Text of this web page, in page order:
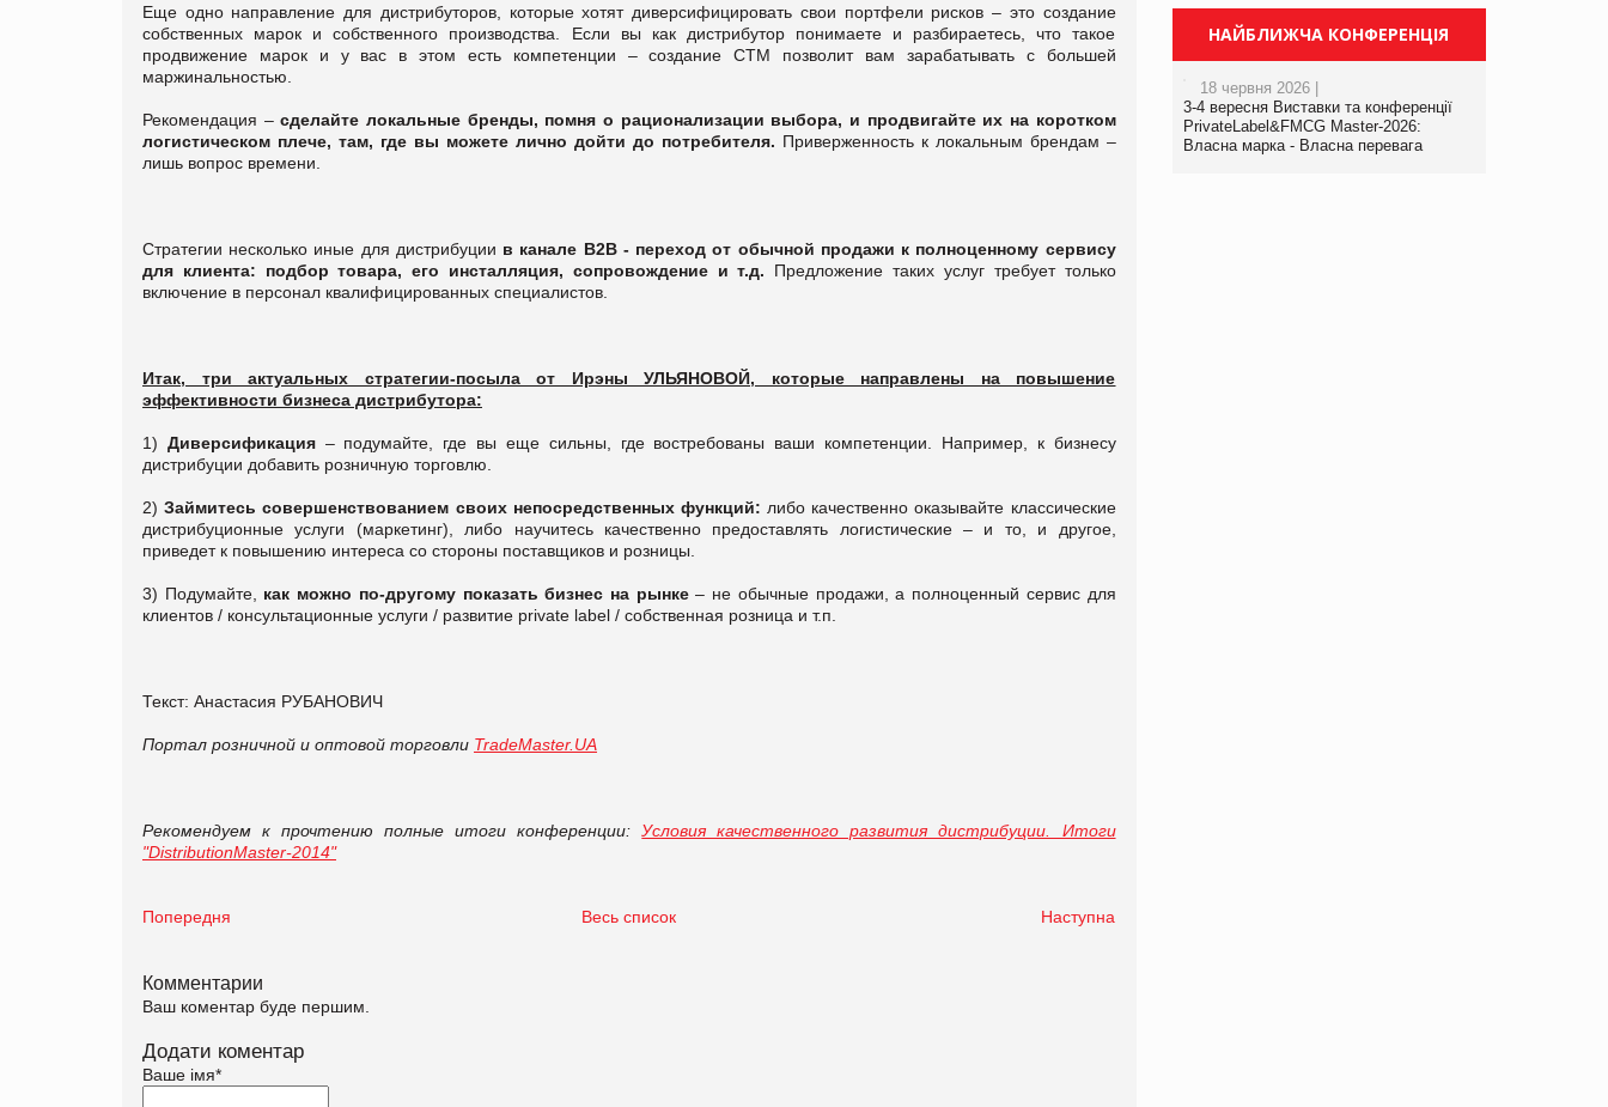
Еще одно направление для дистрибуторов, которые хотят диверсифицировать свои портфели рисков – это создание
собственных марок и собственного производства. Если вы как дистрибутор понимаете и разбираетесь, что такое
продвижение марок и у вас в этом есть компетенции – создание СТМ позволит вам зарабатывать с большей
маржинальностью.
Рекомендация –сделайте локальные бренды, помня о рационализации выбора, и продвигайте их на коротком
логистическом плече, там, где вы можете лично дойти до потребителя. Приверженность к локальным брендам –
лишь вопрос времени.
Стратегии несколько иные для дистрибуции в канале В2В - переход от обычной продажи к полноценному сервису
для клиента: подбор товара, его инсталляция, сопровождение и т.д. Предложение таких услуг требует только
включение в персонал квалифицированных специалистов.
Итак, три актуальных стратегии-посыла от Ирэны УЛЬЯНОВОЙ, которые направлены на повышение
эффективности бизнеса дистрибутора:
1) Диверсификация – подумайте, где вы еще сильны, где востребованы ваши компетенции. Например, к бизнесу
дистрибуции добавить розничную торговлю.
2)Займитесь совершенствованием своих непосредственных функций: либо качественно оказывайте классические
дистрибуционные услуги (маркетинг), либо научитесь качественно предоставлять логистические – и то, и другое,
приведет к повышению интереса со стороны поставщиков и розницы.
3) Подумайте, как можно по-другому показать бизнес на рынке– не обычные продажи, а полноценный сервис для
клиентов / консультационные услуги / развитие private label / собственная розница и т.п.
Текст: Анастасия РУБАНОВИЧ
Портал розничной и оптовой торговли TradeMaster.UA
Рекомендуем к прочтению полные итоги конференции: Условия качественного развития дистрибуции. Итоги
"DistributionMaster-2014"
Попередня Весь список Наступна
Комментарии
Ваш коментар буде першим.
Додати коментар
Ваше імя*
НАЙБЛИЖЧА КОНФЕРЕНЦІЯ
18 червня 2026 |
3-4 вересня Виставки та конференції
PrivateLabel&FMCG Master-2026:
Власна марка - Власна перевага